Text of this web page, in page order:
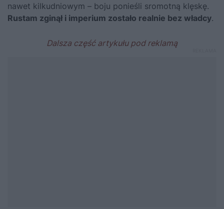
nawet kilkudniowym – boju ponieśli sromotną klęskę.
Rustam zginął i imperium zostało realnie bez władcy.